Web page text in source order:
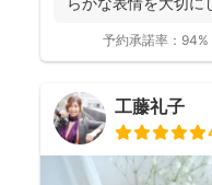
予約承諾率： 94%
工藤礼子